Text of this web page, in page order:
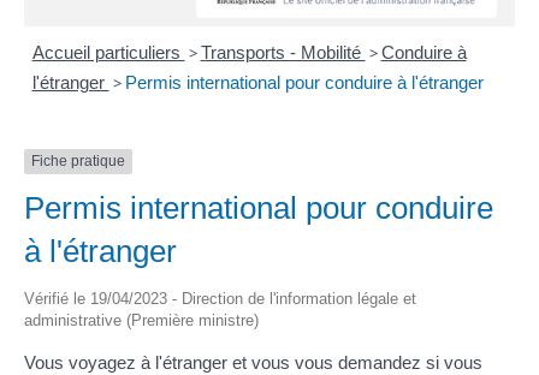
Accueil particuliers > Transports - Mobilité > Conduire à
l'étranger > Permis international pour conduire à l'étranger
Fiche pratique
Permis international pour conduire
à l'étranger
Vérifié le 19/04/2023 - Direction de l'information légale et
administrative (Première ministre)
Vous voyagez à l'étranger et vous vous demandez si vous